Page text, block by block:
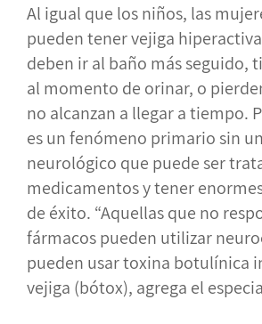
Al igual que los niños, las
pueden tener vejiga
deben ir al baño más seguido,
al momento de orinar, o
no alcanzan a llegar a tiempo.
es un fenómeno primario sin
neurológico que puede ser
medicamentos y tener
de éxito. “Aquellas que no
fármacos pueden utilizar
pueden usar toxina botulínica
vejiga (bótox), agrega el